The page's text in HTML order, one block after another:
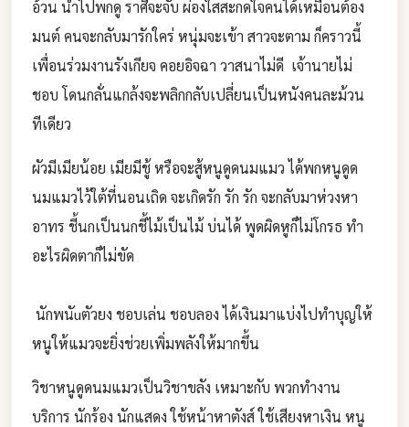
อ้วน นำไปพกดู ราศีจะจับ ผ่องใสสะกดใจคนได้เหมือนต้อง
มนต์ คนจะกลับมารักใคร่ หนุ่มจะเข้า สาวจะตาม ก็คราวนี้
เพื่อนร่วมงานรังเกียจ คอยอิจฉา วาสนาไม่ดี เจ้านายไม่
ชอบ โดนกลั่นแกล้งจะพลิกกลับเปลี่ยนเป็นหนังคนละม้วน
ทีเดียว
ผัวมีเมียน้อย เมียมีชู้ หรือจะสู้หนูดูดนมแมว ได้พกหนูดูด
นมแมวไว้ใต้ที่นอนเถิด จะเกิดรัก รัก รัก จะกลับมาห่วงหา
อาทร ชี้นกเป็นนกชี้ไม้เป็นไม้ บ่นได้ พูดผิดหูก็ไม่โกรธ ทำ
อะไรผิดตาก็ไม่ขัด
นักพนัuตัวยง ชอบเล่น ชอบลอง ได้เงินมาแบ่งไปทำบุญให้
หนูให้แมวจะยิ่งช่วยเพิ่มพลังให้มากขึ้น
วิชาหนูดูดนมแมวเป็นวิชาขลัง เหมาะกับ พวกทำงาน
บริการ นักร้อง นักแสดง ใช้หน้าหาตังส์ ใช้เสียงหาเงิน หนู